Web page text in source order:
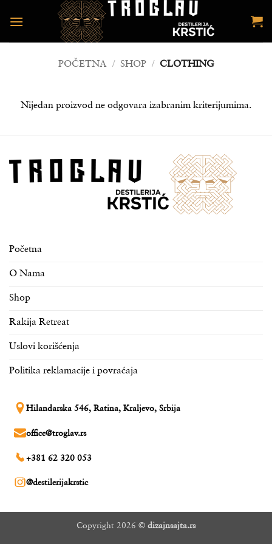
POČETNA / SHOP / CLOTHING
Nijedan proizvod ne odgovara izabranim kriterijumima.
Početna
O Nama
Shop
Rakija Retreat
Uslovi korišćenja
Politika reklamacije i povraćaja
Hilandarska 546, Ratina, Kraljevo, Srbija
office@troglav.rs
+381 62 320 053
@destilerijakrstic
Copyright 2026 © dizajnsajta.rs